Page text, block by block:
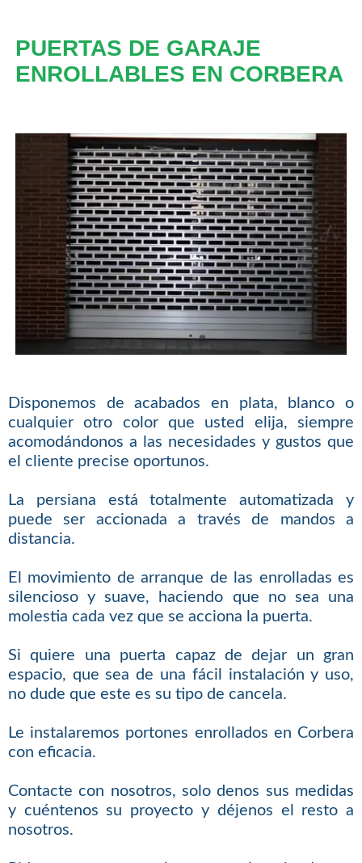
PUERTAS DE GARAJE
ENROLLABLES EN CORBERA
Disponemos de acabados en plata, blanco o
cualquier otro color que usted elija, siempre
acomodándonos a las necesidades y gustos que
el cliente precise oportunos.
La persiana está totalmente automatizada y
puede ser accionada a través de mandos a
distancia.
El movimiento de arranque de las enrolladas es
silencioso y suave, haciendo que no sea una
molestia cada vez que se acciona la puerta.
Si quiere una puerta capaz de dejar un gran
espacio, que sea de una fácil instalación y uso,
no dude que este es su tipo de cancela.
Le instalaremos portones enrollados en Corbera
con eficacia.
Contacte con nosotros, solo denos sus medidas
y cuéntenos su proyecto y déjenos el resto a
nosotros.